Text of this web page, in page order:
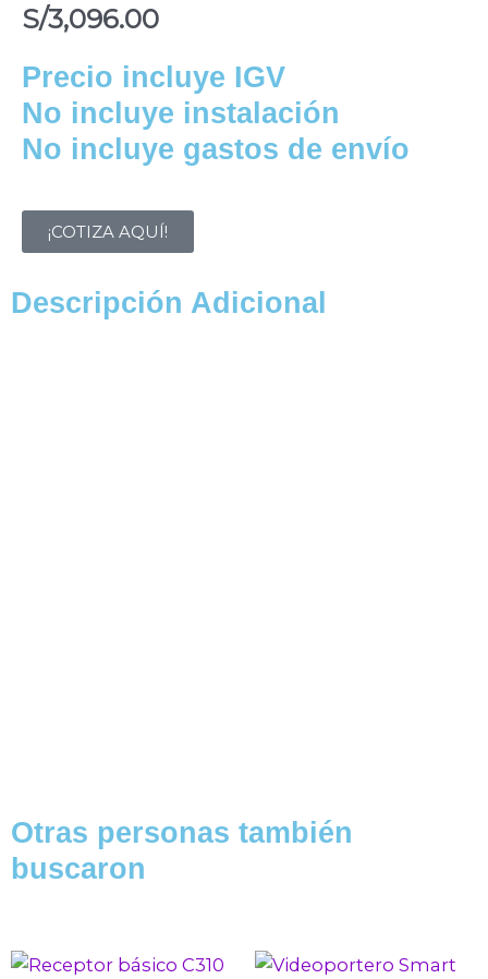
S/3,096.00
Precio incluye IGV
No incluye instalación
No incluye gastos de envío
¡COTIZA AQUÍ!
Descripción Adicional
Otras personas también
buscaron